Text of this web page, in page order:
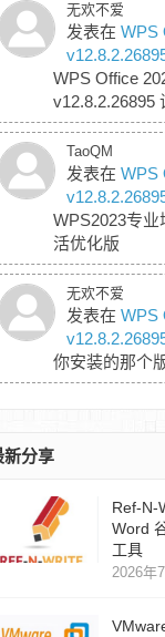
无欢不爱
发表在 WPS
WPS Office
v12.8.2.26895
TaoQM
发表在 WPS
WPS2023专业
活优化版
无欢不爱
发表在 WPS
你安装的那个
新分享
Word
工具
2026年